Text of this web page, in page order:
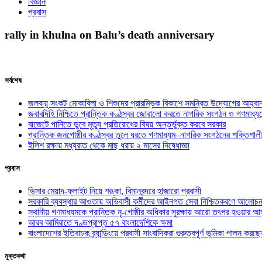
প্রবাস
rally in khulna on Balu’s death anniversary
সর্বশেষ
জলবায়ু সংকট মোকাবিলা ও শিশুদের প্রারম্ভিক বিকাশে সমন্বিত উদ্যোগের
জবাবদিহি নিশ্চিতে প্রান্তিক কণ্ঠস্বর জোরালো করতে নাগরিক সংগঠন ও
বাজেটে পানিতে ডুবে মৃত্যু প্রতিরোধের বিষয় অন্তর্ভুক্ত করবে সরকার
প্রান্তিক জনগোষ্ঠীর কণ্ঠস্বর তুলে ধরতে গণমাধ্যম–নাগরিক সংগঠনের
ইলিশ রক্ষায় মধ্যরাত থেকে মাছ ধরায় ২ মাসের নিষেধাজ্ঞা
প্রবাস
ভিসার মেয়াদ-ফ্লাইট নিয়ে শঙ্কা, বিমানবন্দরে হাজারো প্রবাসী
সরকারি ব্যবস্থার আওতায় অভিবাসী কর্মীদের আইনগত সেবা নিশ্চিতকরণে
স্থানীয় গণমাধ্যমকে প্রান্তিক নৃ-গোষ্ঠীর অধিকার সুরক্ষায় আরো তৎপর হওয়ার
আরব আমিরাতে দণ্ডপ্রাপ্ত ৫৭ বাংলাদেশিকে ক্ষমা
বাংলাদেশের ইতিবাচক ব্র্যান্ডিংয়ে প্রবাসী সাংবাদিকরা গুরুত্বপূর্ণ ভূমিকা পালন
মুক্তকথা